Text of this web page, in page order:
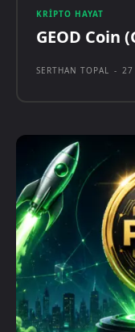
KRIPTO HAYAT
GEOD Coin
SERTHAN TOPAL - 27